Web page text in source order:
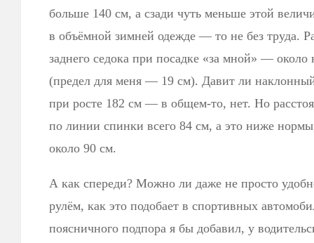
больше 140 см, а сзади чуть меньше этой
в объёмной зимней одежде — то не без труда.
заднего седока при посадке «за мной» —
(предел для меня — 19 см). Давит ли
при росте 182 см — в общем-то, нет. Но
по линии спинки всего 84 см, а это ниже
около 90 см.
А как спереди? Можно ли даже не просто
рулём, как это подобает в спортивных
поясничного подпора я бы добавил, у